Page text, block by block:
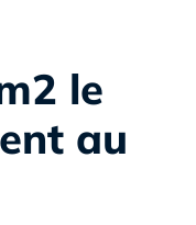
le
au